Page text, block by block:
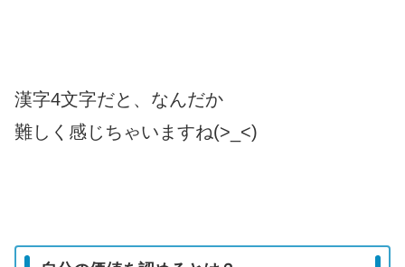
漢字4文字だと、なんだか
難しく感じちゃいますね(>_<)